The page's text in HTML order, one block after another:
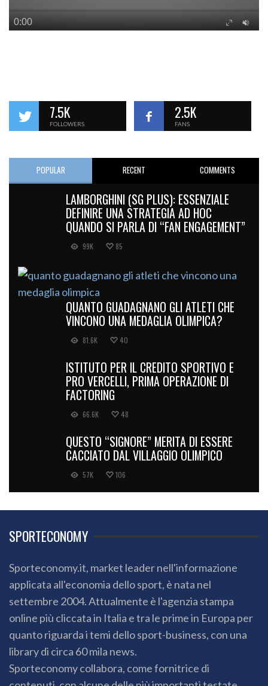
7.5K
FOLLOWERS
2.5K
FANS
POPULAR RECENT COMMENTS
LAMBORGHINI (SG PLUS): ESSENZIALE
DEFINIRE UNA STRATEGIA AD HOC
QUANDO SI PARLA DI “FAN ENGAGEMENT”
99K 85
QUANTO GUADAGNANO GLI ATLETI CHE
VINCONO UNA MEDAGLIA OLIMPICA?
81.6K 40
ISTITUTO PER IL CREDITO SPORTIVO E
PRO VERCELLI, PRIMA OPERAZIONE DI
FACTORING
66.6K 48
QUESTO “SIGNORE” MERITA DI ESSERE
CACCIATO DAL VILLAGGIO OLIMPICO
57K 106
SPORTECONOMY
Sporteconomy.it, market leader nell'informazione
applicata all'economia dello sport, è nata nel
settembre 2004. Attualmente è l'agenzia stampa
online più cliccata in Italia e tra le prime in Europa per
quanto riguarda i temi dello sport-business, con una
library di circa 60 mila news.
Sporteconomy collabora, come fornitrice di